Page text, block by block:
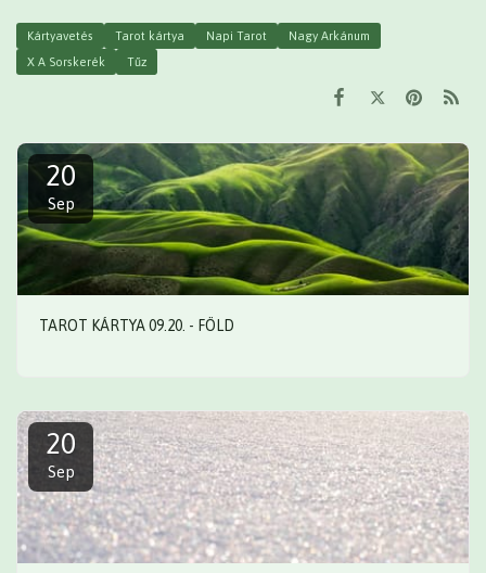
Kártyavetés Tarot kártya Napi Tarot
Nagy Arkánum
X A Sorskerék
Tűz
20
Sep
TAROT KÁRTYA 09.20. - FÖLD
20
Sep